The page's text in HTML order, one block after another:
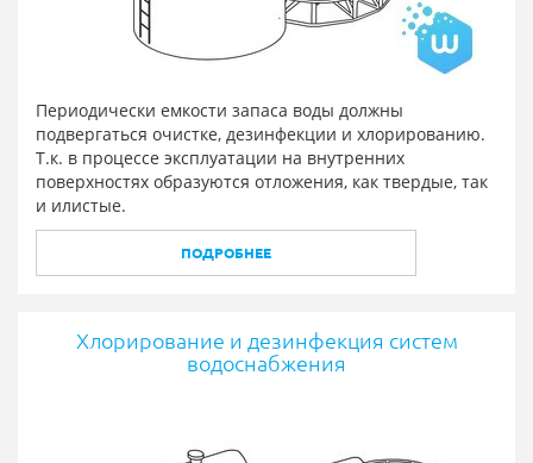
Периодически емкости запаса воды должны
подвергаться очистке, дезинфекции и хлорированию.
Т.к. в процессе эксплуатации на внутренних
поверхностях образуются отложения, как твердые, так
и илистые.
ПОДРОБНЕЕ
Хлорирование и дезинфекция систем
водоснабжения